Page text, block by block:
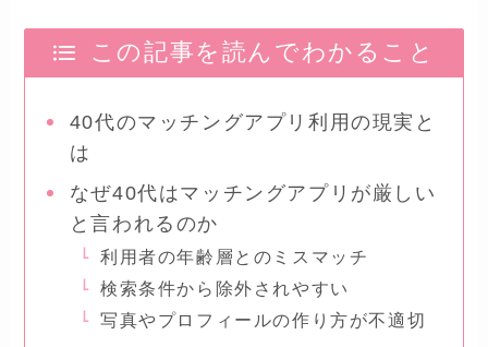
この記事を読んでわかること
40代のマッチングアプリ利用の現実と
は
なぜ40代はマッチングアプリが厳しい
と言われるのか
利用者の年齢層とのミスマッチ
検索条件から除外されやすい
写真やプロフィールの作り方が不適切